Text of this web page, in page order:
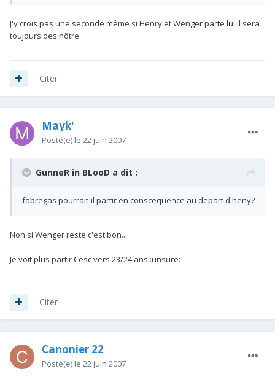
J'y crois pas une seconde même si Henry et Wenger parte lui il sera
toujours des nôtre.
Citer
Mayk'
Posté(e) le 22 juin 2007
GunneR in BLooD a dit :
fabregas pourrait-il partir en conscequence au depart d'heny?
Non si Wenger reste c'est bon...
Je voit plus partir Cesc vers 23/24 ans :unsure:
Citer
Canonier 22
Posté(e) le 22 juin 2007